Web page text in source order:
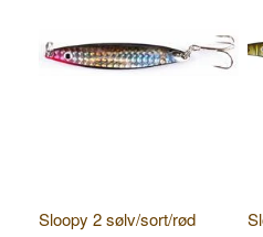
Sloopy 2 sølv/sort/rød